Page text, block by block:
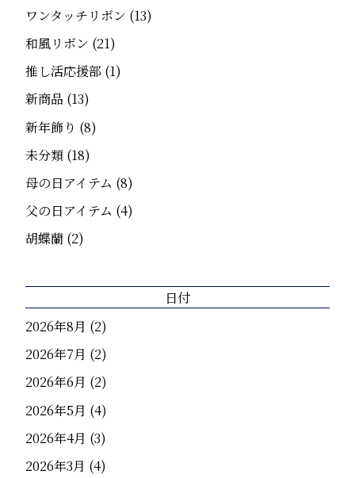
ワンタッチリボン (13)
和風リボン (21)
推し活応援部 (1)
新商品 (13)
新年飾り (8)
未分類 (18)
母の日アイテム (8)
父の日アイテム (4)
胡蝶蘭 (2)
日付
2026年8月 (2)
2026年7月 (2)
2026年6月 (2)
2026年5月 (4)
2026年4月 (3)
2026年3月 (4)